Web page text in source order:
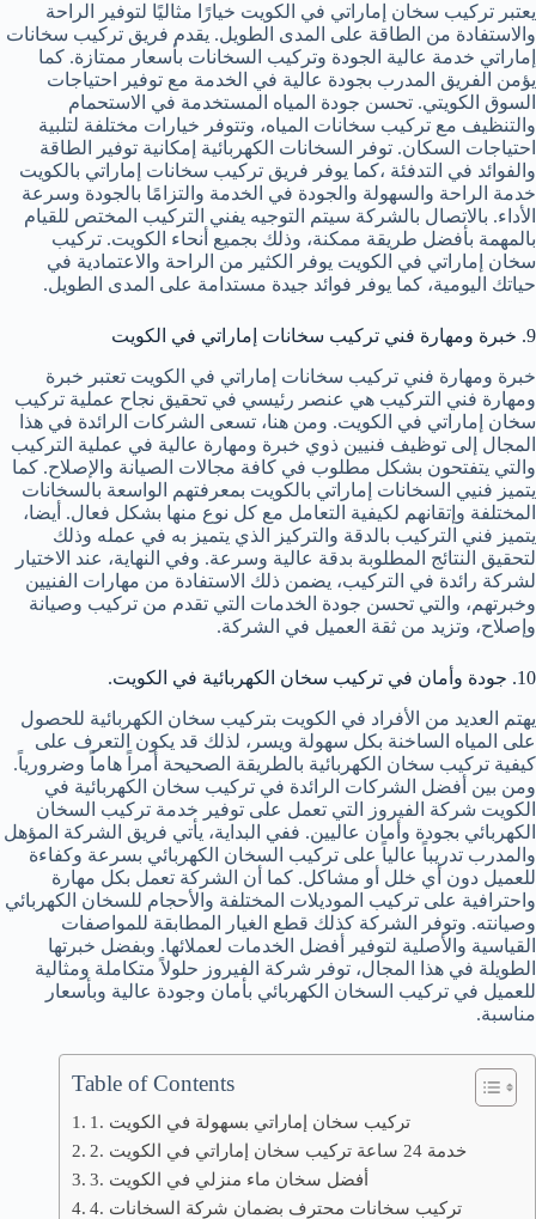
يعتبر تركيب سخان إماراتي في الكويت خيارًا مثاليًا لتوفير الراحة
والاستفادة من الطاقة على المدى الطويل. يقدم فريق تركيب سخانات
إماراتي خدمة عالية الجودة وتركيب السخانات بأسعار ممتازة. كما
يؤمن الفريق المدرب بجودة عالية في الخدمة مع توفير احتياجات
السوق الكويتي. تحسن جودة المياه المستخدمة في الاستحمام
والتنظيف مع تركيب سخانات المياه، وتتوفر خيارات مختلفة لتلبية
احتياجات السكان. توفر السخانات الكهربائية إمكانية توفير الطاقة
والفوائد في التدفئة ،كما يوفر فريق تركيب سخانات إماراتي بالكويت
خدمة الراحة والسهولة والجودة في الخدمة والتزامًا بالجودة وسرعة
الأداء. بالاتصال بالشركة سيتم التوجيه يفني التركيب المختص للقيام
بالمهمة بأفضل طريقة ممكنة، وذلك بجميع أنحاء الكويت. تركيب
سخان إماراتي في الكويت يوفر الكثير من الراحة والاعتمادية في
حياتك اليومية، كما يوفر فوائد جيدة مستدامة على المدى الطويل.
9. خبرة ومهارة فني تركيب سخانات إماراتي في الكويت
خبرة ومهارة فني تركيب سخانات إماراتي في الكويت تعتبر خبرة
ومهارة فني التركيب هي عنصر رئيسي في تحقيق نجاح عملية تركيب
سخان إماراتي في الكويت. ومن هنا، تسعى الشركات الرائدة في هذا
المجال إلى توظيف فنيين ذوي خبرة ومهارة عالية في عملية التركيب
والتي يتفتحون بشكل مطلوب في كافة مجالات الصيانة والإصلاح. كما
يتميز فنيي السخانات إماراتي بالكويت بمعرفتهم الواسعة بالسخانات
المختلفة وإتقانهم لكيفية التعامل مع كل نوع منها بشكل فعال. أيضا،
يتميز فني التركيب بالدقة والتركيز الذي يتميز به في عمله وذلك
لتحقيق النتائج المطلوبة بدقة عالية وسرعة. وفي النهاية، عند الاختيار
لشركة رائدة في التركيب، يضمن ذلك الاستفادة من مهارات الفنيين
وخبرتهم، والتي تحسن جودة الخدمات التي تقدم من تركيب وصيانة
وإصلاح، وتزيد من ثقة العميل في الشركة.
10. جودة وأمان في تركيب سخان الكهربائية في الكويت.
يهتم العديد من الأفراد في الكويت بتركيب سخان الكهربائية للحصول
على المياه الساخنة بكل سهولة ويسر، لذلك قد يكون التعرف على
كيفية تركيب سخان الكهربائية بالطريقة الصحيحة أمراً هاماً وضرورياً.
ومن بين أفضل الشركات الرائدة في تركيب سخان الكهربائية في
الكويت شركة الفيروز التي تعمل على توفير خدمة تركيب السخان
الكهربائي بجودة وأمان عاليين. ففي البداية، يأتي فريق الشركة المؤهل
والمدرب تدريباً عالياً على تركيب السخان الكهربائي بسرعة وكفاءة
للعميل دون أي خلل أو مشاكل. كما أن الشركة تعمل بكل مهارة
واحترافية على تركيب الموديلات المختلفة والأحجام للسخان الكهربائي
وصيانته. وتوفر الشركة كذلك قطع الغيار المطابقة للمواصفات
القياسية والأصلية لتوفير أفضل الخدمات لعملائها. وبفضل خبرتها
الطويلة في هذا المجال، توفر شركة الفيروز حلولاً متكاملة ومثالية
للعميل في تركيب السخان الكهربائي بأمان وجودة عالية وبأسعار
مناسبة.
Table of Contents
1. تركيب سخان إماراتي بسهولة في الكويت
2. خدمة 24 ساعة تركيب سخان إماراتي في الكويت
3. أفضل سخان ماء منزلي في الكويت
4. تركيب سخانات محترف بضمان شركة السخانات